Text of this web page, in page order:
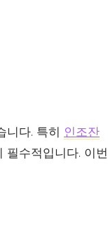
니다. 특히 인조잔
필수적입니다. 이번